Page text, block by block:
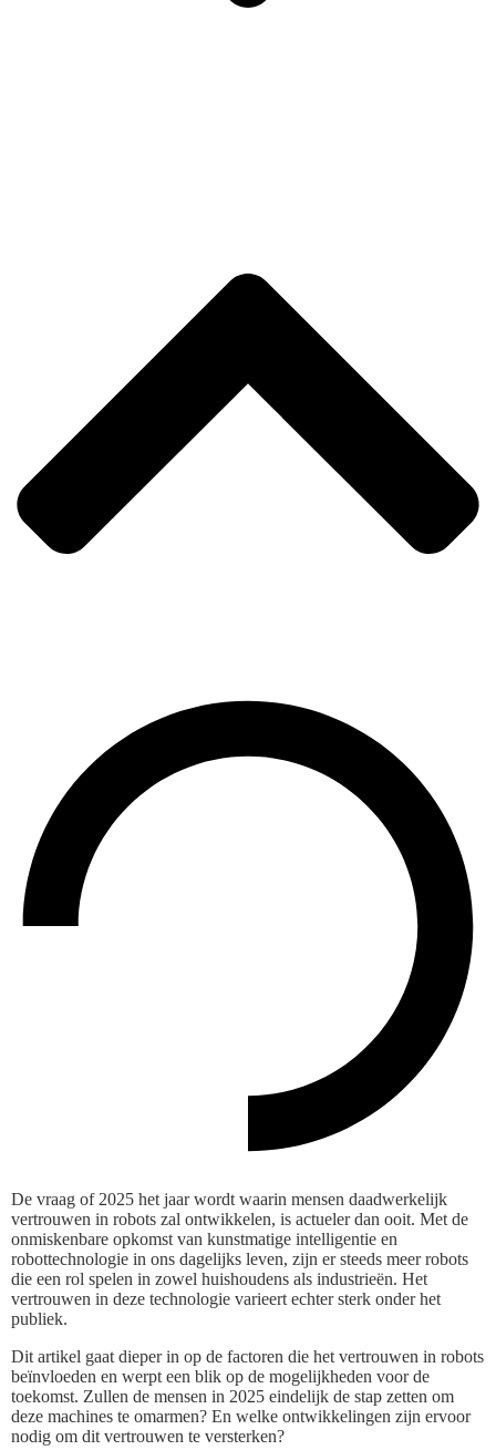
De vraag of 2025 het jaar wordt waarin mensen daadwerkelijk
vertrouwen in robots zal ontwikkelen, is actueler dan ooit. Met de
onmiskenbare opkomst van kunstmatige intelligentie en
robottechnologie in ons dagelijks leven, zijn er steeds meer robots
die een rol spelen in zowel huishoudens als industrieën. Het
vertrouwen in deze technologie varieert echter sterk onder het
publiek.
Dit artikel gaat dieper in op de factoren die het vertrouwen in robots
beïnvloeden en werpt een blik op de mogelijkheden voor de
toekomst. Zullen de mensen in 2025 eindelijk de stap zetten om
deze machines te omarmen? En welke ontwikkelingen zijn ervoor
nodig om dit vertrouwen te versterken?